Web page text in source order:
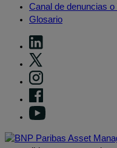
Canal de denuncias
Glosario